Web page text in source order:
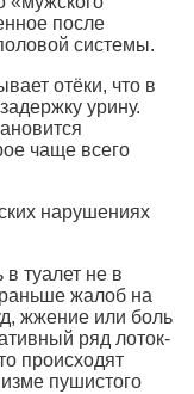
после
системы.
отёки, что в
урину.
чаще всего
нарушениях
в туалет не в
жалоб на
жжение или боль
ряд лоток-
происходят
пушистого